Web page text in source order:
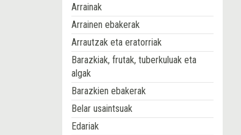
Arrainak
Arrainen ebakerak
Arrautzak eta eratorriak
Barazkiak, frutak, tuberkuluak eta
algak
Barazkien ebakerak
Belar usaintsuak
Edariak